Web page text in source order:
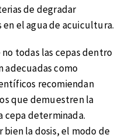
de degradar
el agua de acuicultura.
todas las cepas dentro
adecuadas como
recomiendan
que demuestren la
cepa determinada.
la dosis, el modo de